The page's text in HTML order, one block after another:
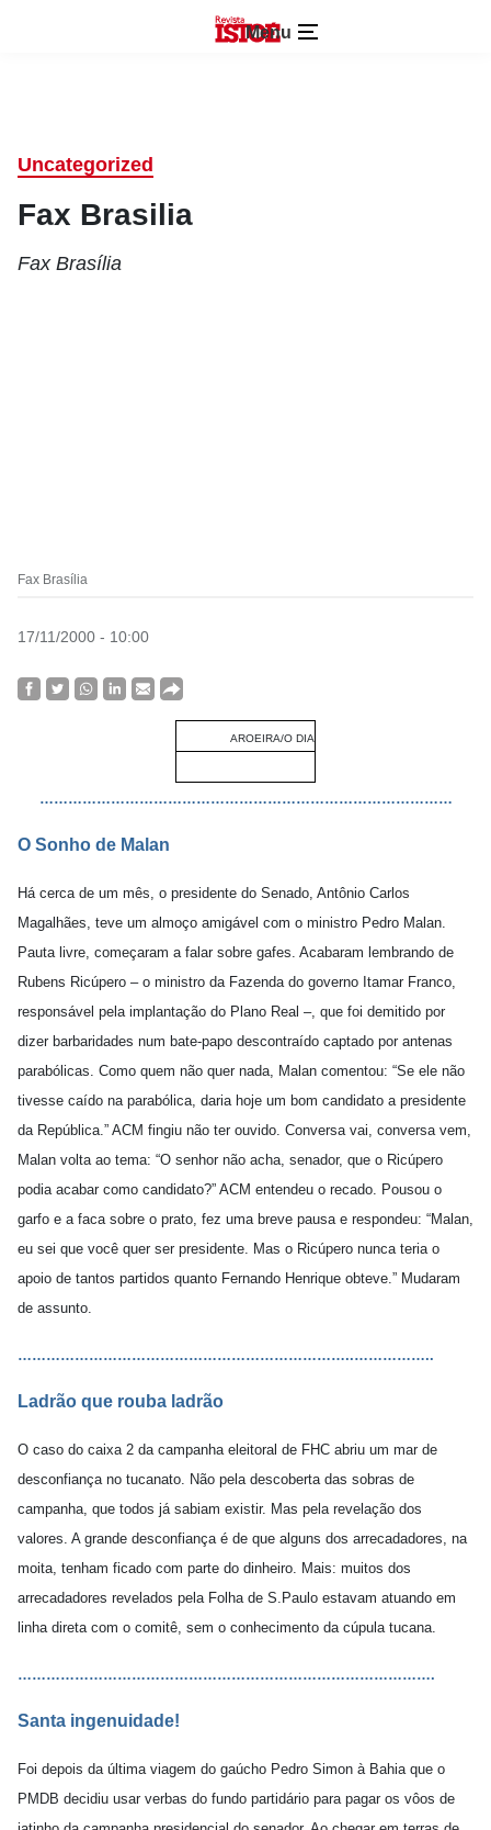
Menu
Uncategorized
Fax Brasilia
Fax Brasília
Fax Brasília
17/11/2000 - 10:00
AROEIRA/O DIA
……………………………………………………………………………
O Sonho de Malan
Há cerca de um mês, o presidente do Senado, Antônio Carlos
Magalhães, teve um almoço amigável com o ministro Pedro Malan.
Pauta livre, começaram a falar sobre gafes. Acabaram lembrando de
Rubens Ricúpero – o ministro da Fazenda do governo Itamar Franco,
responsável pela implantação do Plano Real –, que foi demitido por
dizer barbaridades num bate-papo descontraído captado por antenas
parabólicas. Como quem não quer nada, Malan comentou: “Se ele não
tivesse caído na parabólica, daria hoje um bom candidato a presidente
da República.” ACM fingiu não ter ouvido. Conversa vai, conversa vem,
Malan volta ao tema: “O senhor não acha, senador, que o Ricúpero
podia acabar como candidato?” ACM entendeu o recado. Pousou o
garfo e a faca sobre o prato, fez uma breve pausa e respondeu: “Malan,
eu sei que você quer ser presidente. Mas o Ricúpero nunca teria o
apoio de tantos partidos quanto Fernando Henrique obteve.” Mudaram
de assunto.
……………………………………………………………..……………..
Ladrão que rouba ladrão
O caso do caixa 2 da campanha eleitoral de FHC abriu um mar de
desconfiança no tucanato. Não pela descoberta das sobras de
campanha, que todos já sabiam existir. Mas pela revelação dos
valores. A grande desconfiança é de que alguns dos arrecadadores, na
moita, tenham ficado com parte do dinheiro. Mais: muitos dos
arrecadadores revelados pela Folha de S.Paulo estavam atuando em
linha direta com o comitê, sem o conhecimento da cúpula tucana.
…………………………………………………………………………….
Santa ingenuidade!
Foi depois da última viagem do gaúcho Pedro Simon à Bahia que o
PMDB decidiu usar verbas do fundo partidário para pagar os vôos de